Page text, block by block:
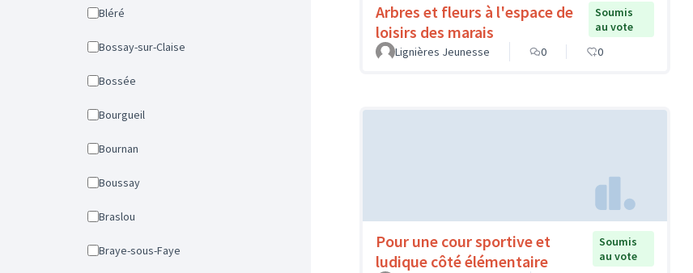
Bléré
Bossay-sur-Claise
Bossée
Bourgueil
Bournan
Boussay
Braslou
Braye-sous-Faye
Arbres et fleurs à l'espace de
loisirs des marais
Soumis
au vote
Lignières Jeunesse
0 0
Pour une cour sportive et
ludique côté élémentaire
Soumis
au vote